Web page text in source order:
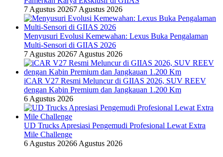
7 Agustus 20267 Agustus 2026
Menyusuri Evolusi Kemewahan: Lexus Buka Pengalaman
Multi-Sensori di GIIAS 2026
7 Agustus 20267 Agustus 2026
iCAR V27 Resmi Meluncur di GIIAS 2026, SUV REEV
dengan Kabin Premium dan Jangkauan 1.200 Km
6 Agustus 2026
UD Trucks Apresiasi Pengemudi Profesional Lewat Extra
Mile Challenge
6 Agustus 20266 Agustus 2026